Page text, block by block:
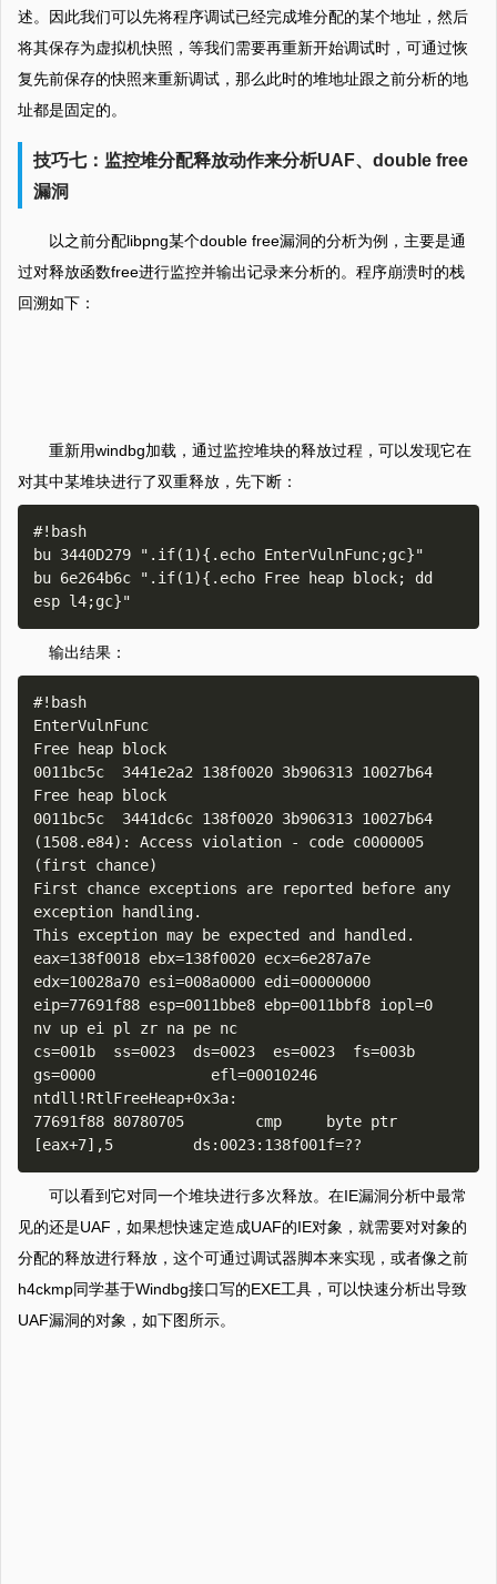
述。因此我们可以先将程序调试已经完成堆分配的某个地址，然后
将其保存为虚拟机快照，等我们需要再重新开始调试时，可通过恢
复先前保存的快照来重新调试，那么此时的堆地址跟之前分析的地
址都是固定的。
技巧七：监控堆分配释放动作来分析UAF、double free
漏洞
以之前分配libpng某个double free漏洞的分析为例，主要是通
过对释放函数free进行监控并输出记录来分析的。程序崩溃时的栈
回溯如下：
重新用windbg加载，通过监控堆块的释放过程，可以发现它在
对其中某堆块进行了双重释放，先下断：
#!bash
bu 3440D279 ".if(1){.echo EnterVulnFunc;gc}"
bu 6e264b6c ".if(1){.echo Free heap block; dd
输出结果：
#!bash
EnterVulnFunc
Free heap block
0011bc5c  3441e2a2 138f0020 3b906313 10027b64
Free heap block
0011bc5c  3441dc6c 138f0020 3b906313 10027b64
(1508.e84): Access violation - code c0000005
(first chance)
First chance exceptions are reported before any
exception handling.
This exception may be expected and handled.
eax=138f0018 ebx=138f0020 ecx=6e287a7e
edx=10028a70 esi=008a0000 edi=00000000
eip=77691f88 esp=0011bbe8 ebp=0011bbf8 iopl=0
nv up ei pl zr na pe nc
cs=001b  ss=0023  ds=0023  es=0023  fs=003b
gs=0000             efl=00010246
ntdll!RtlFreeHeap+0x3a:
77691f88 80780705        cmp     byte ptr
可以看到它对同一个堆块进行多次释放。在IE漏洞分析中最常
见的还是UAF，如果想快速定造成UAF的IE对象，就需要对对象的
分配的释放进行释放，这个可通过调试器脚本来实现，或者像之前
h4ckmp同学基于Windbg接口写的EXE工具，可以快速分析出导致
UAF漏洞的对象，如下图所示。